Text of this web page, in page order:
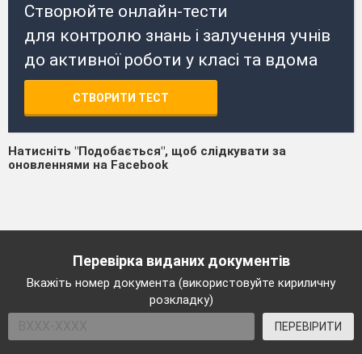
Створюйте онлайн-тести
для контролю знань і залучення учнів
до активної роботи у класі та вдома
СТВОРИТИ ТЕСТ
Натисніть "Подобається", щоб слідкувати за
оновленнями на Facebook
Перевірка виданих документів
Вкажіть номер документа (використовуйте кириличну
розкладку)
ПЕРЕВІРИТИ